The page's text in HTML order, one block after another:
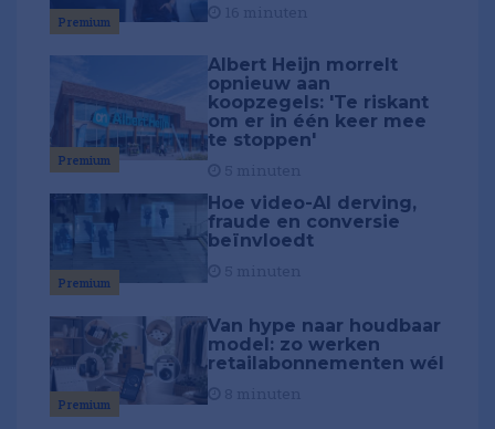
Premium
Premium
Albert Heijn morrelt
opnieuw aan
koopzegels: 'Te riskant
om er in één keer mee
te stoppen'
Premium
Hoe video-AI derving,
fraude en conversie
beïnvloedt
Premium
Van hype naar houdbaar
model: zo werken
retailabonnementen wél